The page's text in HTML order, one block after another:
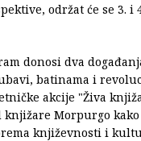
održat će se 3. i
donosi dva
batinama i
akcije "Živa
Morpurgo kako
književnosti i